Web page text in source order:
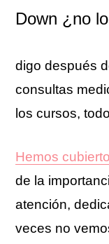
Down ¿no
digo después
consultas
los cursos,
Hemos
de la
atención,
veces no